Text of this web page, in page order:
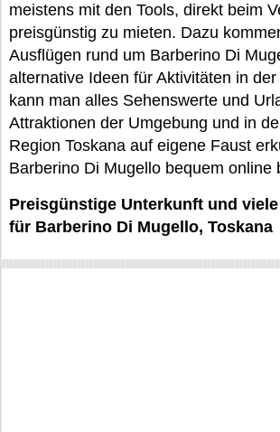
meistens mit den Tools, direkt beim
preisgünstig zu mieten. Dazu
Ausflügen rund um Barberino Di
alternative Ideen für Aktivitäten in
kann man alles Sehenswerte und
Attraktionen der Umgebung und in
Region Toskana auf eigene Faust
Barberino Di Mugello bequem online
Preisgünstige Unterkunft und
für Barberino Di Mugello, Toskana